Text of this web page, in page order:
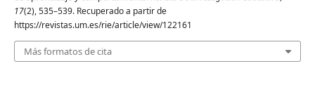
17(2), 535–539. Recuperado a partir de
https://revistas.um.es/rie/article/view/122161
Más formatos de cita